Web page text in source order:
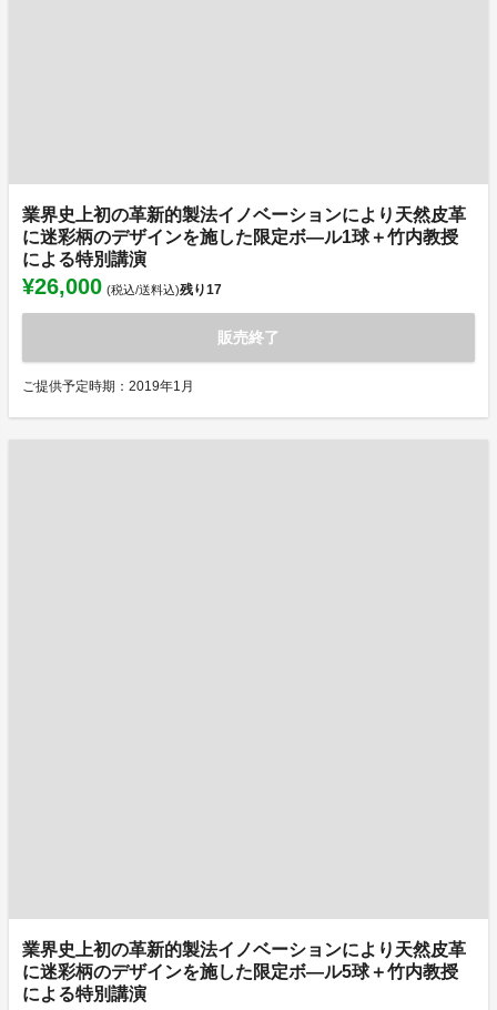
業界史上初の革新的製法イノベーションにより天然皮革
に迷彩柄のデザインを施した限定ボ―ル1球＋竹内教授
による特別講演
¥26,000 (税込/送料込)残り17
販売終了
ご提供予定時期：2019年1月
業界史上初の革新的製法イノベーションにより天然皮革
に迷彩柄のデザインを施した限定ボ―ル5球＋竹内教授
による特別講演